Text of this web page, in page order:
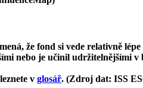
že fond si vede relativně
nebo je učinil udržitelnějšími v
v glosář. (Zdroj dat: ISS